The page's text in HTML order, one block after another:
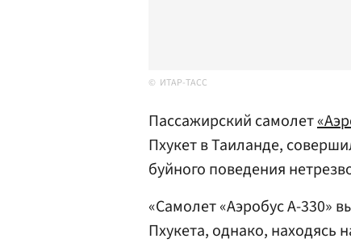
ИТАР-ТАСС
Пассажирский самолет
Пхукет в Таиланде,
буйного поведения
«Самолет «Аэробус А-330»
Пхукета, однако, находясь